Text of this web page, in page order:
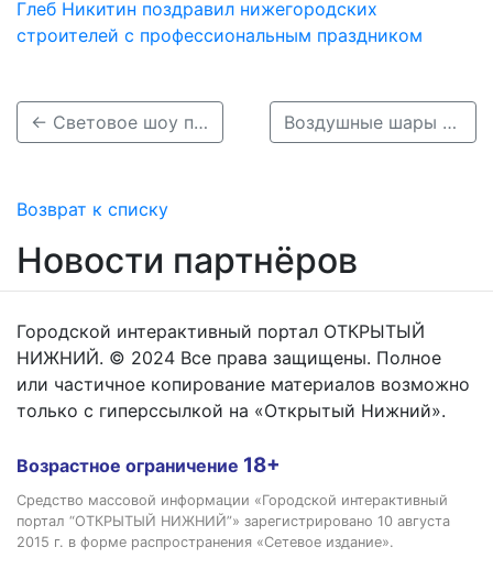
Глеб Никитин поздравил нижегородских
строителей с профессиональным праздником
← Световое шоу покажут на стенах Нижегородского кремля 12 июня Воздушные шары поднимутся в небо над Нижним Новгородом 9 июня →
Возврат к списку
Новости партнёров
Городской интерактивный портал ОТКРЫТЫЙ
НИЖНИЙ. © 2024 Все права защищены. Полное
или частичное копирование материалов возможно
только с гиперссылкой на «Открытый Нижний».
Возрастное ограничение 18+
Средство массовой информации «Городской интерактивный
портал “ОТКРЫТЫЙ НИЖНИЙ”» зарегистрировано 10 августа
2015 г. в форме распространения «Сетевое издание».